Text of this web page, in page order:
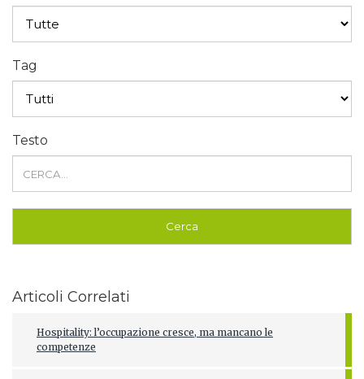
Tag
Testo
Articoli Correlati
Hospitality: l’occupazione cresce, ma mancano le
competenze